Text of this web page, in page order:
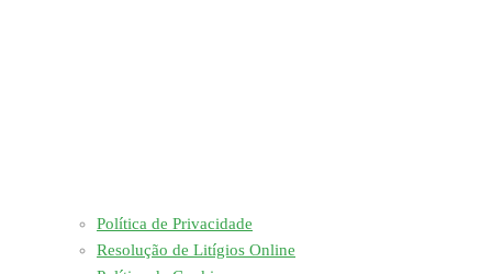
Política de Privacidade
Resolução de Litígios Online